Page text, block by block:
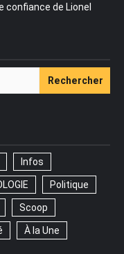
confiance de Lionel
Infos
Politique
Scoop
À la Une